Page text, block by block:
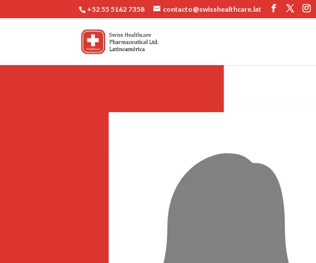
+52 55 5162 7358 contacto@swisshealthcare.lat